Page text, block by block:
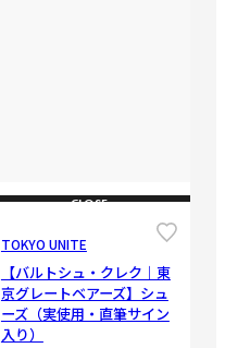
CLOSE
TOKYO UNITE
【バルトシュ・クレク｜東
京グレートベアーズ】シュ
ーズ（実使用・直筆サイン
入り）